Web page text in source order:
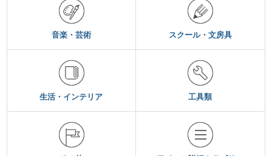
音楽・芸術 スクール・文房具
生活・インテリア 工具類